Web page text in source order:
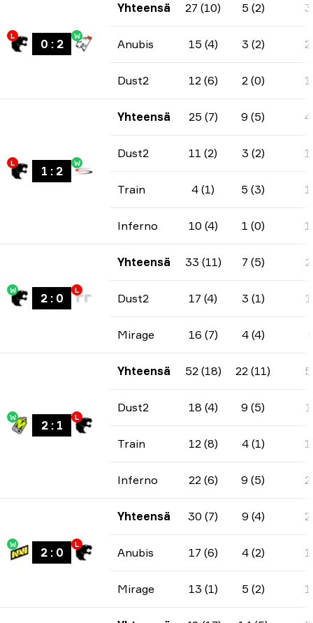
L
0 : 2
W
Yhteensä 27 (10) 5 (2)
Anubis 15 (4) 3 (2)
Dust2 12 (6) 2 (0)
L
1 : 2
W
Yhteensä 25 (7) 9 (5)
Dust2 11 (2) 3 (2)
Train 4 (1) 5 (3)
Inferno 10 (4) 1 (0)
W
2: 0
L
Yhteensä 33 (11) 7 (5)
Dust2 17 (4) 3 (1)
Mirage 16 (7) 4 (4)
W
2: 1
L
Yhteensä 52 (18) 22 (11)
Dust2 18 (4) 9 (5)
Train 12 (8) 4 (1)
Inferno 22 (6) 9 (5)
W
2: 0
L
Yhteensä 30 (7) 9 (4)
Anubis 17 (6) 4 (2)
Mirage 13 (1) 5 (2)